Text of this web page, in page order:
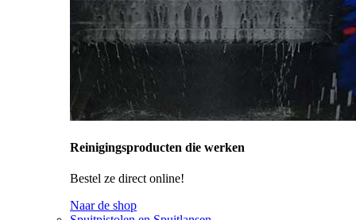
Reinigingsproducten die werken
Bestel ze direct online!
Naar de shop